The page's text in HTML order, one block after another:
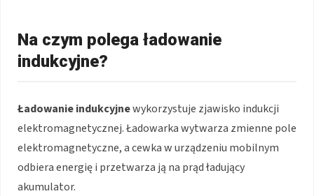
Na czym polega ładowanie
indukcyjne?
Ładowanie indukcyjnewykorzystuje zjawisko indukcji
elektromagnetycznej. Ładowarka wytwarza zmienne pole
elektromagnetyczne, a cewka w urządzeniu mobilnym
odbiera energię i przetwarza ją na prąd ładujący
akumulator.